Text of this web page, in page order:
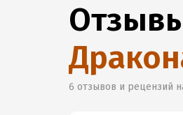
6 отзывов и рецензий